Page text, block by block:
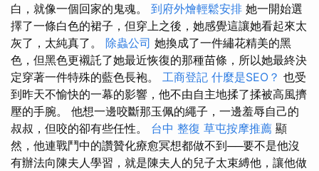
白，就像一個回家的鬼魂。 到府外燴輕鬆安排 她一開始選
擇了一條白色的裙子，但穿上之後，她感覺這讓她看起來太
灰了，太純真了。 除蟲公司 她換成了一件繡花精美的黑
色，但黑色更襯託了她最近恢復的那種苗條，所以她最終決
定穿著一件特殊的藍色長袍。 工商登記 什麼是SEO？ 也受
到昨天不愉快的一幕的影響，他不由自主地揉了揉被高風擠
壓的手腕。 他想一邊咬斷那玉佩的繩子，一邊羞辱自己的
叔叔，但咬的卻有些任性。 台中 整復 草屯按摩推薦 顯
然，他連戰鬥中的讚贊化療愈冥想都做不到──要不是他沒
有辦法向陳夫人學習，就是陳夫人的兒子太束縛他，讓他做